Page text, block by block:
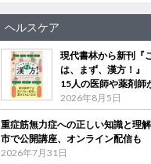
ヘルスケア
現代書林から新刊『
は、まず、漢方！
15人の医師や薬剤師
2026年8月5日
重症筋無力症への正しい知識と理
市で公開講座、オンライン配信も
2026年7月31日